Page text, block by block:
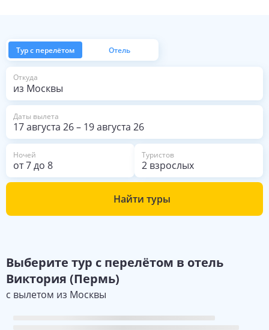
Тур с перелётом Отель
Откуда
из Москвы
Даты вылета
17 августа 26– 19 августа 26
Ночей
от7до 8
Туристов
2 взрослых
Найти туры
Выберите тур с перелётом в отель
Виктория (Пермь)
с вылетом из Москвы